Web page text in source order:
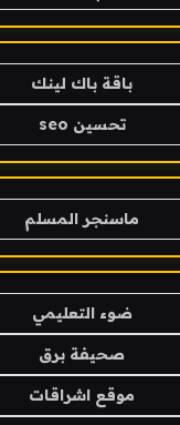
باقة باك لينك
تحسين seo
ماسنجر المسلم
ضوء التعليمي
صحيفة برق
موقع اشراقات